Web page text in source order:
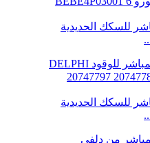
للسكك الحديدية
للسكك الحديدية